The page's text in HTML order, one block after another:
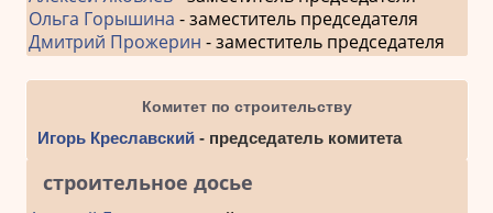
Ольга Горышина - заместитель председателя
Дмитрий Прожерин - заместитель председателя
Комитет по строительству
Игорь Креславский - председатель комитета
строительное досье